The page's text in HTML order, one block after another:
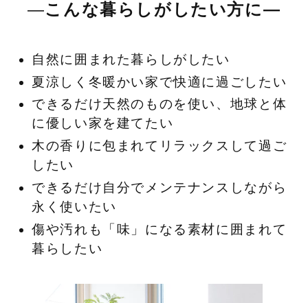
―こんな暮らしがしたい方に―
自然に囲まれた暮らしがしたい
夏涼しく冬暖かい家で快適に過ごしたい
できるだけ天然のものを使い、地球と体
に優しい家を建てたい
木の香りに包まれてリラックスして過ご
したい
できるだけ自分でメンテナンスしながら
永く使いたい
傷や汚れも「味」になる素材に囲まれて
暮らしたい